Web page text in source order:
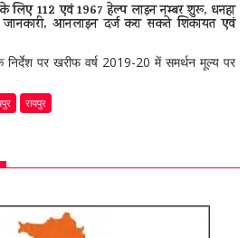
के लिए 112 एवं 1967 हेल्प लाइन नम्बर शुरू, धनहा
आनलाइन दर्ज करा सकते शिकायत एवं
पर खरीफ वर्ष 2019-20 में समर्थन मूल्य पर
रायपुर